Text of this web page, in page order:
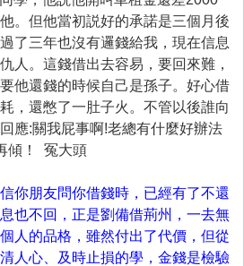
。但他當初説好的承諾是三個月後
了三年也沒有邏錢給我，現在信息
人。這錢借出去容易，要回來難，
他還錢的時候自己是孫子。好心借
，還憋了一肚子火。不管以後誰向
應:關我屁事啊!老總有什麼好辦法
傾！ 冤大頭
你朋友問你借錢時，已經有了不還
也不回，正是劉備借荊州，一去無
人的品格，雖然付出了代價，但從
人心、及時止損的學，金錢是檢驗